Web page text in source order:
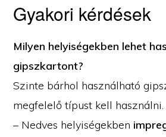
Gyakori kérdések
Milyen helyiségekben lehet
gipszkartont?
Szinte bárhol használható
megfelelő típust kell használni.
– Nedves helyiségekben